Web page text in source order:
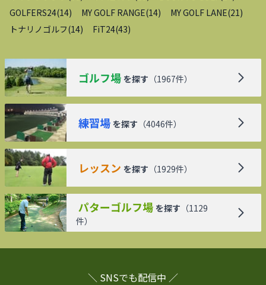
GOLFERS24(14) MY GOLF RANGE(14) MY GOLF LANE(21 )
トナリノゴルフ(14) FiT24(43)
ゴルフ場 を探す （1967件）
練習場 を探す （4046件）
レッスン を探す （1929件）
パターゴルフ場 を探す （1129
件）
＼ SNSでも配信中 ／